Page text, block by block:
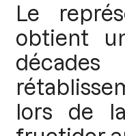
Le
obtient
lors de